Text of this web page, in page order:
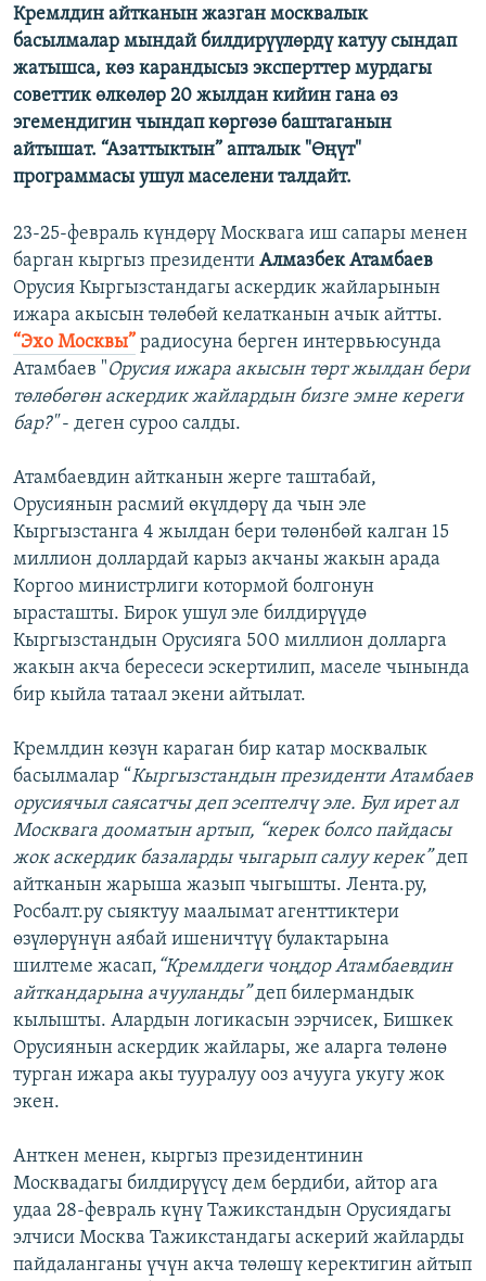
Кремлдин айтканын жазган москвалык
басылмалар мындай билдирүүлөрдү катуу сындап
жатышса, көз карандысыз эксперттер мурдагы
советтик өлкөлөр 20 жылдан кийин гана өз
эгемендигин чындап көргөзө баштаганын
айтышат. “Азаттыктын” апталык "Өңүт"
программасы ушул маселени талдайт.
23-25-февраль күндөрү Москвага иш сапары менен
барган кыргыз президенти Алмазбек Атамбаев
Орусия Кыргызстандагы аскердик жайларынын
ижара акысын төлөбөй келатканын ачык айтты.
“Эхо Москвы” радиосуна берген интервьюсунда
Атамбаев "Орусия ижара акысын төрт жылдан бери
төлөбөгөн аскердик жайлардын бизге эмне кереги
бар?"- деген суроо салды.
Атамбаевдин айтканын жерге таштабай,
Орусиянын расмий өкүлдөрү да чын эле
Кыргызстанга 4 жылдан бери төлөнбөй калган 15
миллион доллардай карыз акчаны жакын арада
Коргоо министрлиги котормой болгонун
ырасташты. Бирок ушул эле билдирүүдө
Кыргызстандын Орусияга 500 миллион долларга
жакын акча бересеси эскертилип, маселе чынында
бир кыйла татаал экени айтылат.
Кремлдин көзүн караган бир катар москвалык
басылмалар “Кыргызстандын президенти Атамбаев
орусиячыл саясатчы деп эсептелчү эле. Бул ирет ал
Москвага дооматын артып, “керек болсо пайдасы
жок аскердик базаларды чыгарып салуу керек”деп
айтканын жарыша жазып чыгышты. Лента.ру,
Росбалт.ру сыяктуу маалымат агенттиктери
өзүлөрүнүн аябай ишеничтүү булактарына
шилтеме жасап, “Кремлдеги чоңдор Атамбаевдин
айткандарына ачууланды”деп билермандык
кылышты. Алардын логикасын ээрчисек, Бишкек
Орусиянын аскердик жайлары, же аларга төлөнө
турган ижара акы тууралуу ооз ачууга укугу жок
экен.
Анткен менен, кыргыз президентинин
Москвадагы билдирүүсү дем бердиби, айтор ага
удаа 28-февраль күнү Тажикстандын Орусиядагы
элчиси Москва Тажикстандагы аскерий жайларды
пайдаланганы үчүн акча төлөшү керектигин айтып